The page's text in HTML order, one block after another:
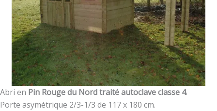
Abri en Pin Rouge du Nord traité autoclave classe 4.
Porte asymétrique 2/3-1/3 de 117 x 180 cm.